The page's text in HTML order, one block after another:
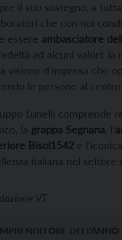
il suo sostegno, a
che con noi
essere ambasciatore
ad alcuni valori:
visione d’impresa che
le persone al
Lunelli comprende
la grappa Segnana , l’
Bisol1542 e
italiana nel settore
VT
DELL'ANNO